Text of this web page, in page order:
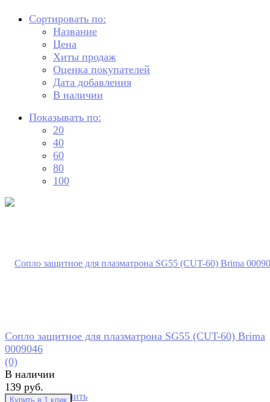
Сортировать по:
Название
Цена
Хиты продаж
Оценка покупателей
Дата добавления
В наличии
Показывать по:
20
40
60
80
100
избранное сравнить
Сопло защитное для плазматрона SG55 (CUT-60) Brima
0009046
(0)
В наличии
139 руб.